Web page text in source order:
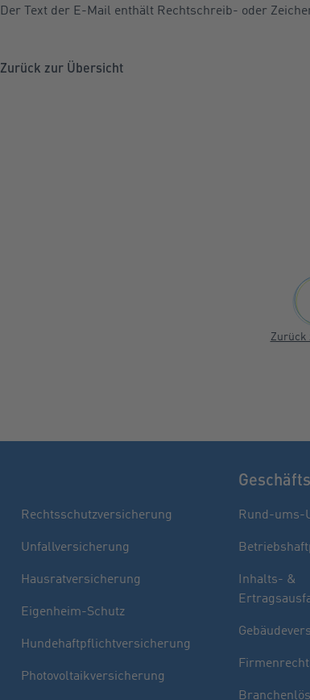
Der Text der E-Mail enthält Rechtschreib- oder
Zurück zur Übersicht
Zurück
Rechtsschutzversicherung
Unfallversicherung
Hausratversicherung
Eigenheim-Schutz
Hundehaftpflichtversicherung
Photovoltaikversicherung
Rund-ums-
Inhalts- &